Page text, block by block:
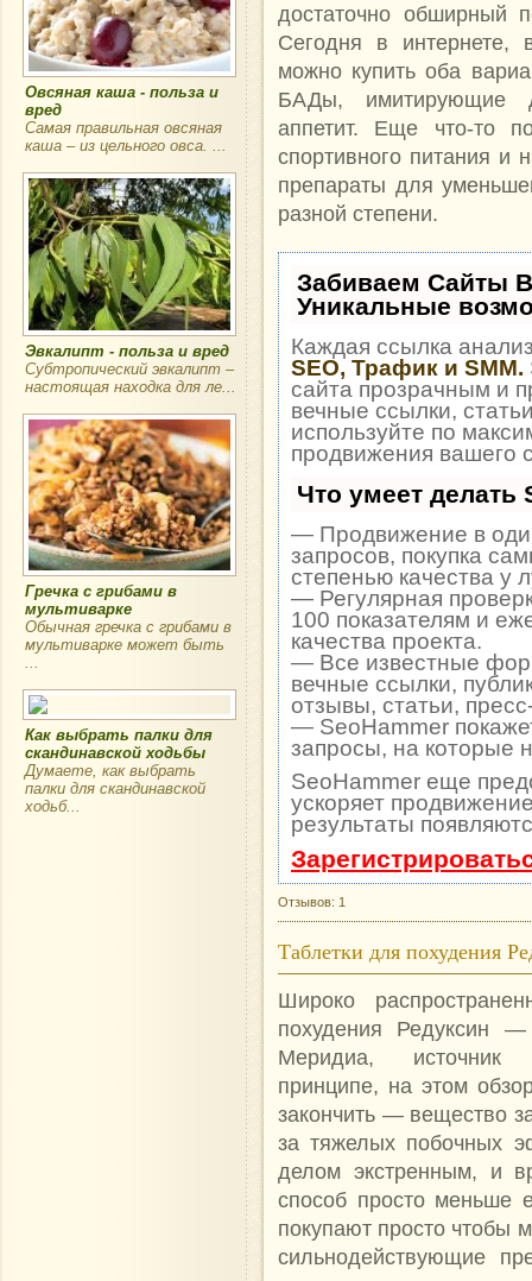
Овсяная каша - польза и
вред
Самая правильная овсяная
каша – из цельного овса. ...
Эвкалипт - польза и вред
Субтропический эвкалипт –
настоящая находка для ле...
Гречка с грибами в
мультиварке
Обычная гречка с грибами в
мультиварке может быть
...
Как выбрать палки для
скандинавской ходьбы
Думаете, как выбрать
палки для скандинавской
ходьб...
достаточно обширный
Сегодня в
можно купить оба
БАДы, имитирующие
аппетит. Еще что-то
спортивного питания и
препараты для
разной степени.
Забиваем Сайты
Уникальные
Каждая ссылка
SEO, Трафик и SMM.
сайта прозрачным и
вечные ссылки,
используйте по
продвижения вашего
Что умеет делать
— Продвижение в
запросов, покупка
степенью качества у
— Регулярная
100 показателям и
качества проекта.
— Все известные
вечные ссылки,
отзывы, статьи,
— SeoHammer
запросы, на которые
SeoHammer еще
ускоряет
результаты
Отзывов: 1
Таблетки для похудения
Широко
похудения Редуксин —
Меридиа, источник
принципе, на этом
закончить — вещество
за тяжелых побочных
делом экстренным, и
способ просто меньше
покупают просто чтобы
сильнодействующие